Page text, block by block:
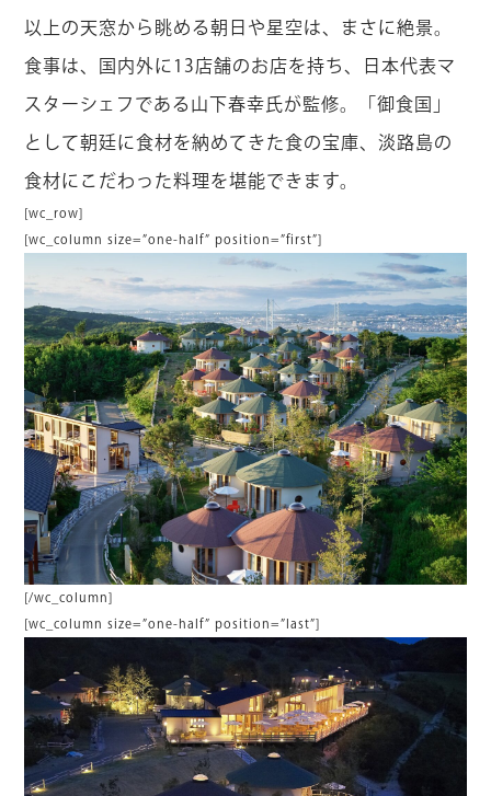
以上の天窓から眺める朝日や星空は、まさに絶景。
食事は、国内外に13店舗のお店を持ち、日本代表マ
スターシェフである山下春幸氏が監修。「御食国」
として朝廷に食材を納めてきた食の宝庫、淡路島の
食材にこだわった料理を堪能できます。
[wc_row]
[wc_column size=”one-half” position=”first”]
[/wc_column]
[wc_column size=”one-half” position=”last”]